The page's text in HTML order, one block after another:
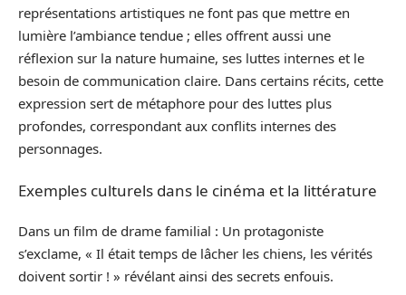
représentations artistiques ne font pas que mettre en
lumière l’ambiance tendue ; elles offrent aussi une
réflexion sur la nature humaine, ses luttes internes et le
besoin de communication claire. Dans certains récits, cette
expression sert de métaphore pour des luttes plus
profondes, correspondant aux conflits internes des
personnages.
Exemples culturels dans le cinéma et la littérature
Dans un film de drame familial : Un protagoniste
s’exclame, « Il était temps de lâcher les chiens, les vérités
doivent sortir ! » révélant ainsi des secrets enfouis.